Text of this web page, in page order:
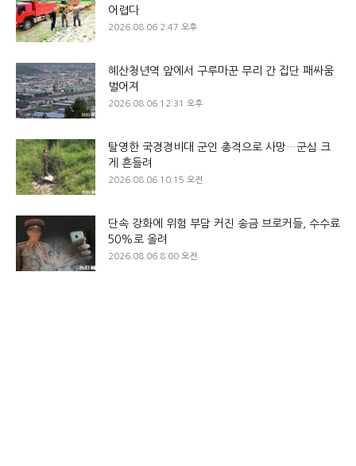
어렵다
2026.08.06 2:47 오후
혜산청년역 앞에서 구루마꾼 무리 간 집단 패싸움
벌어져
2026.08.06 12:31 오후
탈영한 국경경비대 군인 총격으로 사망…군심 크
게 흔들려
2026.08.06 10:15 오전
단속 강화에 위험 부담 커진 송금 브로커들, 수수료
50%로 올려
2026.08.06 8:00 오전